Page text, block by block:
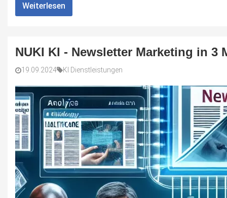
Weiterlesen
NUKI KI - Newsletter Marketing in 3
19.09.2024 KI Dienstleistungen